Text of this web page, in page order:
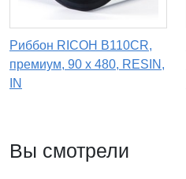
Риббон RICOH B110CR,
премиум, 90 x 480, RESIN,
IN
Вы смотрели